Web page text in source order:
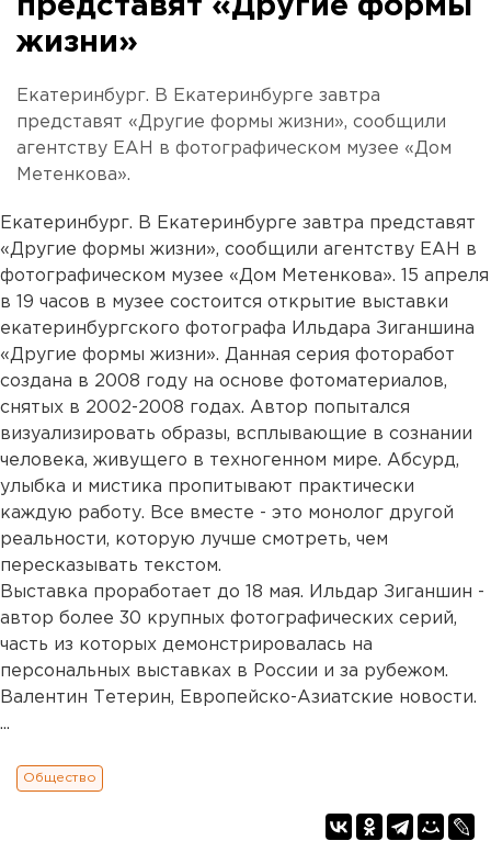
представят «Другие формы
жизни»
Екатеринбург. В Екатеринбурге завтра
представят «Другие формы жизни», сообщили
агентству ЕАН в фотографическом музее «Дом
Метенкова».
Екатеринбург. В Екатеринбурге завтра представят
«Другие формы жизни», сообщили агентству ЕАН в
фотографическом музее «Дом Метенкова». 15 апреля
в 19 часов в музее состоится открытие выставки
екатеринбургского фотографа Ильдара Зиганшина
«Другие формы жизни». Данная серия фоторабот
создана в 2008 году на основе фотоматериалов,
снятых в 2002-2008 годах. Автор попытался
визуализировать образы, всплывающие в сознании
человека, живущего в техногенном мире. Абсурд,
улыбка и мистика пропитывают практически
каждую работу. Все вместе - это монолог другой
реальности, которую лучше смотреть, чем
пересказывать текстом.
Выставка проработает до 18 мая. Ильдар Зиганшин -
автор более 30 крупных фотографических серий,
часть из которых демонстрировалась на
персональных выставках в России и за рубежом.
Валентин Тетерин, Европейско-Азиатские новости.
...
Общество